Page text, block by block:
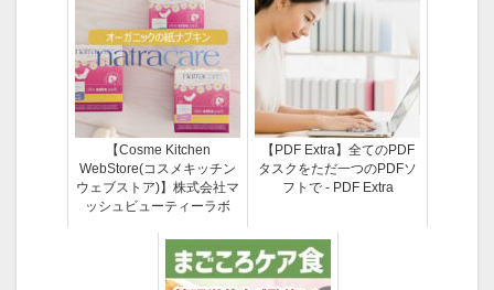
【Cosme Kitchen
WebStore(コスメキッチン
ウェブストア)】株式会社マ
ッシュビューティーラボ
【PDF Extra】全てのPDF
タスクをただ一つのPDFソ
フトで - PDF Extra